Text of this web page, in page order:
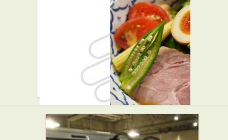
らすた ★☆☆
らーめん屋
パラボラ
麺恋処 い